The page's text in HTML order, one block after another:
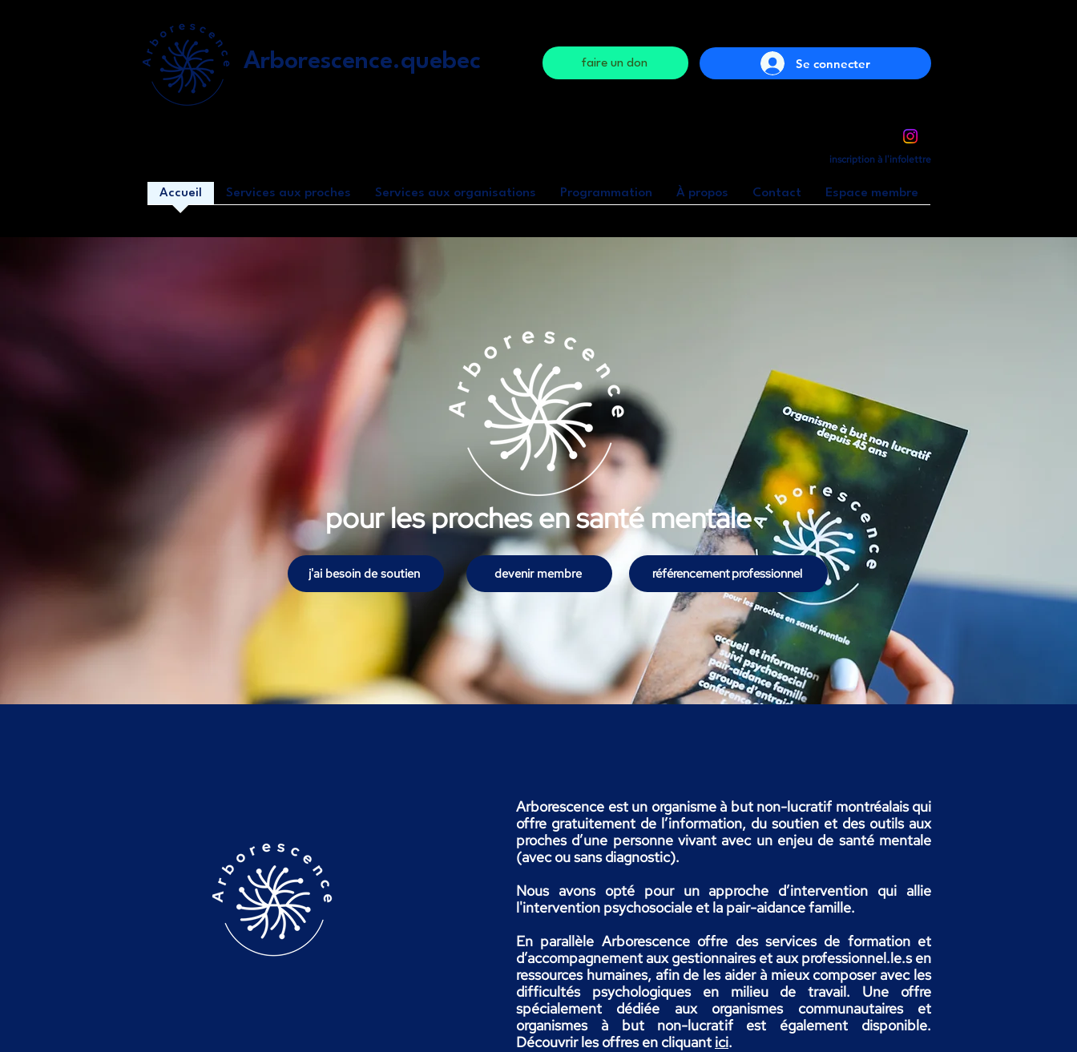
Arborescence.quebec faire un don Se connecter
inscription à l'infolettre
Accueil Services aux proches Services aux organisations Programmation À propos Contact Espace membre
pour les proches en santé mentale
j'ai besoin de soutien devenir membre référencement professionnel
Arborescence est un organisme à but non-lucratif montréalais qui
offre gratuitement de l’information, du soutien et des outils aux
proches d’une personne vivant avec un enjeu de santé mentale
(avec ou sans diagnostic).
Nous avons opté pour un approche d’intervention qui allie
l'intervention psychosociale et la pair-aidance famille.​
En parallèle Arborescence offre des services de formation et
d’accompagnement aux gestionnaires et aux professionnel.le.s en
ressources humaines, afin de les aider à mieux composer avec les
difficultés psychologiques en milieu de travail. Une offre
spécialement dédiée aux organismes communautaires et
organismes à but non-lucratif est également disponible.
Découvrir les offres en cliquant ici.